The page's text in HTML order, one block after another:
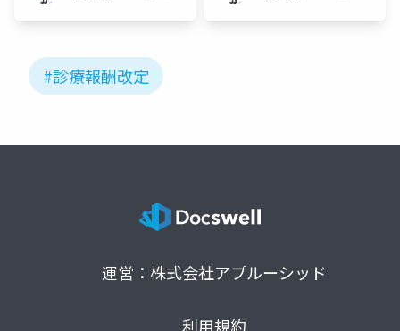
#診療報酬改定
運営：株式会社アプルーシッド
利用規約